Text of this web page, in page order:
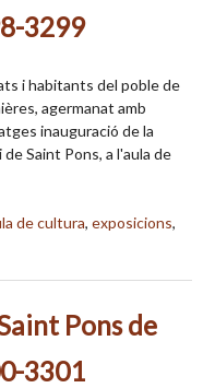
3299
i habitants del poble de
agermanat amb
inauguració de la
Saint Pons, a l'aula de
de cultura, exposicions,
Pons de
3301